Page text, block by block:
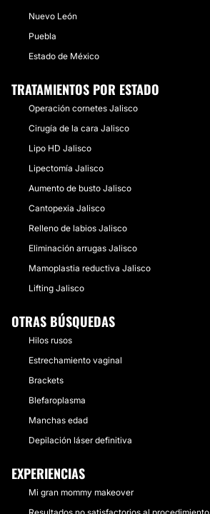
Nuevo León
Puebla
Estado de México
TRATAMIENTOS POR ESTADO
Operación cornetes Jalisco
Cirugía de la cara Jalisco
Lipo HD Jalisco
Lipectomía Jalisco
Aumento de busto Jalisco
Cantopexia Jalisco
Relleno de labios Jalisco
Eliminación arrugas Jalisco
Mamoplastia reductiva Jalisco
Lifting Jalisco
OTRAS BÚSQUEDAS
Hilos rusos
Estrechamiento vaginal
Brackets
Blefaroplasma
Manchas edad
Depilación láser definitiva
EXPERIENCIAS
Mi gran mommy makeover